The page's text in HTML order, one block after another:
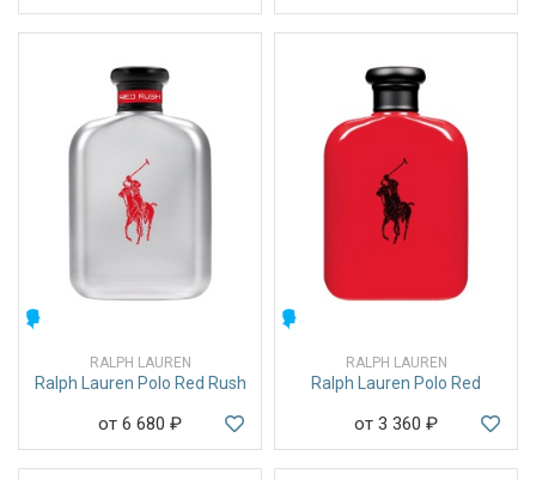
RALPH LAUREN
Ralph Lauren Polo Red Rush
от 6 680 ₽
RALPH LAUREN
Ralph Lauren Polo Red
от 3 360 ₽